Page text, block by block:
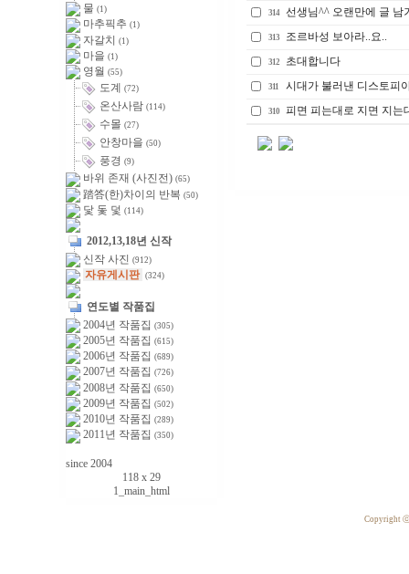
물 (1)
마추픽추 (1)
자갈치 (1)
마을 (1)
영월 (55)
도계 (72)
온산사람 (114)
수몰 (27)
안창마을 (50)
풍경 (9)
바위 존재 (사진전) (65)
踏答(한)차이의 반복 (50)
닻 돛 덫 (114)
2012,13,18년 신작
신작 사진 (912)
자유게시판 (324)
연도별 작품집
2004년 작품집 (305)
2005년 작품집 (615)
2006년 작품집 (689)
2007년 작품집 (726)
2008년 작품집 (650)
2009년 작품집 (502)
2010년 작품집 (289)
2011년 작품집 (350)
since 2004
118 x 29
1_main_html
314 선생님^^ 오랜만에 글 남
313 조르바성 보아라..요..
312 초대합니다
311 시대가 불러낸 디스토피
310 피면 피는대로 지면 지는
Copyright